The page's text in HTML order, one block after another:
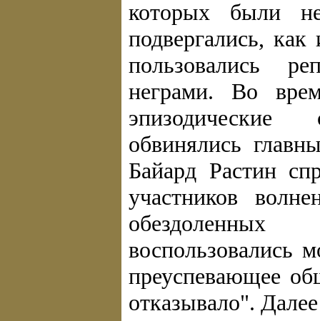
которых были
подвергались,
пользовались
неграми. Во
обвинялись
Байард Растин
участников
воспользовались
преуспевающее
отказывало".